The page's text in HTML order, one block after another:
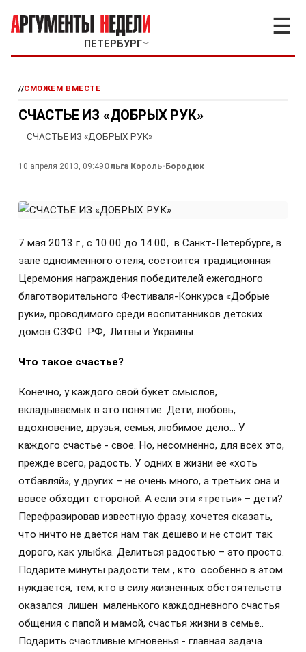
ПЕТЕРБУРГ﹀
☰
//СМОЖЕМ ВМЕСТЕ
СЧАСТЬЕ ИЗ «ДОБРЫХ РУК»
СЧАСТЬЕ ИЗ «ДОБРЫХ РУК»
10 апреля 2013, 09:49Ольга Король-Бородюк
7 мая 2013 г., с 10.00 до 14.00, в Санкт-Петербурге, в
зале одноименного отеля, состоится традиционная
Церемония награждения победителей ежегодного
благотворительного Фестиваля-Конкурса «Добрые
руки», проводимого среди воспитанников детских
домов СЗФО РФ, .Литвы и Украины.
Что такое счастье?
Конечно, у каждого свой букет смыслов,
вкладываемых в это понятие. Дети, любовь,
вдохновение, друзья, семья, любимое дело… У
каждого счастье - свое. Но, несомненно, для всех это,
прежде всего, радость. У одних в жизни ее «хоть
отбавляй», у других – не очень много, а третьих она и
вовсе обходит стороной. А если эти «третьи» – дети?
Перефразировав известную фразу, хочется сказать,
что ничто не дается нам так дешево и не стоит так
дорого, как улыбка. Делиться радостью – это просто.
Подарите минуты радости тем , кто особенно в этом
нуждается, тем, кто в силу жизненных обстоятельств
оказался лишен маленького каждодневного счастья
общения с папой и мамой, счастья жизни в семье..
Подарить счастливые мгновенья - главная задача